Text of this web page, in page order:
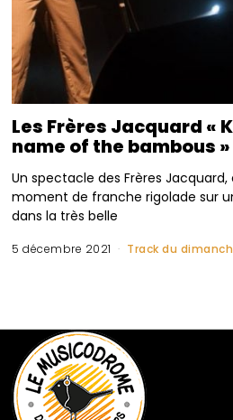
Les Frères Jacquard «
name of the bambous »
Un spectacle des Frères Jacquard,
moment de franche rigolade sur
dans la très belle
5 décembre 2021 Track du